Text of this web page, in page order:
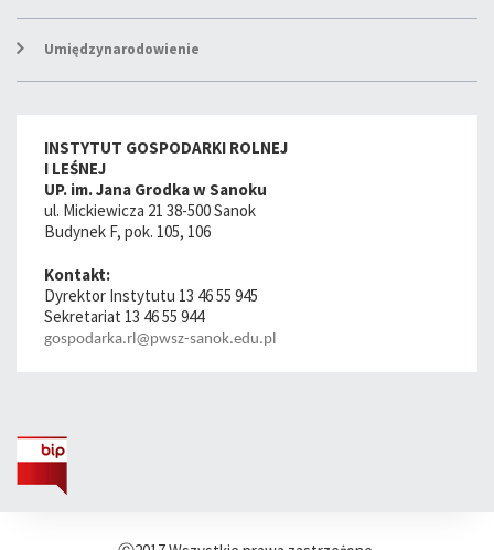
Umiędzynarodowienie
INSTYTUT GOSPODARKI ROLNEJ
I LEŚNEJ
UP. im. Jana Grodka w Sanoku
ul. Mickiewicza 21 38-500 Sanok
Budynek F, pok. 105, 106
Kontakt:
Dyrektor Instytutu 13 46 55 945
Sekretariat 13 46 55 944
gospodarka.rl@pwsz-sanok.edu.pl